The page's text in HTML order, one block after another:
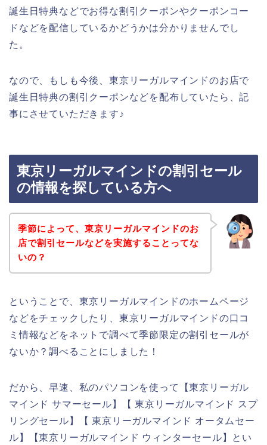
誕生日特典などでお得な割引クーポンやクーポンコー
ドなどを配信しているかどうかは分かりませんでし
た。
なので、もしも今後、東京リーガルマインドのお店で
誕生日特典の割引クーポンなどを配布していたら、記
事にさせていただきます♪
東京リーガルマインドの割引セール
の情報を探している方へ
季節によって、東京リーガルマインドのお
店で割引セールなどを実施することってな
いの？
ということで、東京リーガルマインドのホームページ
などをチェックしたり、東京リーガルマインドの口コ
ミ情報などをネットで調べて季節限定の割引セールが
ないか？調べることにしました！
だから、早速、私のパソコンを使って【東京リーガル
マインド サマーセール】【 東京リーガルマインド スプ
リングセール】【 東京リーガルマインド オータムセー
ル】【東京リーガルマインド ウィンターセール】とい